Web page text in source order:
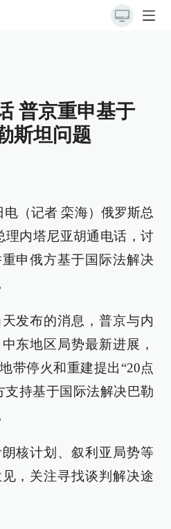
普京重申基于
斯坦问题
（记者 栾海）俄罗斯总
理内塔尼亚胡通电话，讨
申俄方基于国际法解决
发布的消息，普京与内
东地区局势最新进展，
带停火和重建提出“20点
支持基于国际法解决巴勒
核计划、叙利亚局势等
，关注寻找谈判解决途